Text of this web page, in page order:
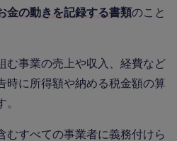
金の動きを記録する書類のこと
む事業の売上や収入、経費など
時に所得額や納める税金額の算
むすべての事業者に義務付けら